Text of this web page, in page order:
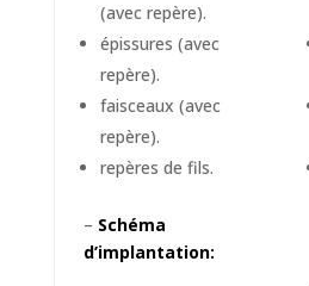
(avec repère).
épissures (avec
repère).
faisceaux (avec
repère).
repères de fils.
– Schéma
d’implantation: